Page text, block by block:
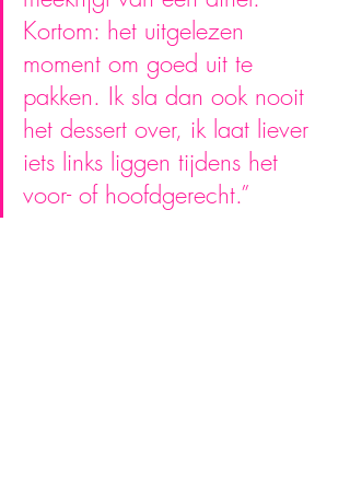
Kortom: het uitgelezen
moment om goed uit te
pakken. Ik sla dan ook nooit
het dessert over, ik laat liever
iets links liggen tijdens het
voor- of hoofdgerecht.”